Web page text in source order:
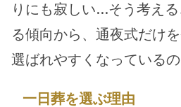
りにも寂しい…そう考え
る傾向から、通夜式だけ
選ばれやすくなっているの
一日葬を選ぶ理由